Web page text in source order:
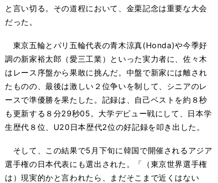
と言い切る。その道程において、金栗記念は重要な大会
だった。
東京五輪とパリ五輪代表の青木涼真(Honda)や今季好
調の新家裕太郎（愛三工業）といった実力者に、佐々木
はレース序盤から果敢に挑んだ。中盤で新家には離され
たものの、最後は激しい２位争いを制して、シニアのレ
ースで準優勝を果たした。記録は、自己ベストを約８秒
も更新する８分29秒05。大学デビュー戦にして、日本学
生歴代８位、U20日本歴代2位の好記録を叩き出した。
そして、この結果で5月下旬に韓国で開催されるアジア
選手権の日本代表にも選出された。「（東京世界選手権
は）現実的かと言われたら、まだそこまで近くはない